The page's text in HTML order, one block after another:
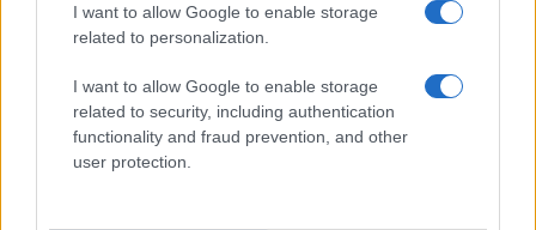
I want to allow Google to enable storage
related to personalization.
I want to allow Google to enable storage
related to security, including authentication
functionality and fraud prevention, and other
user protection.
használta fel mindazokat a természeti erőforrásokat, amelyeket
bolygónk egy év alatt képes megújítani. Ettől a naptól kezdve
közleményében a WWF Magyarország.